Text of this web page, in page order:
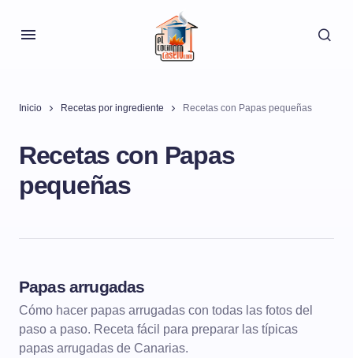
Inicio Recetas por ingrediente Recetas con Papas pequeñas
Recetas con Papas
pequeñas
Papas arrugadas
Cómo hacer papas arrugadas con todas las fotos del
paso a paso. Receta fácil para preparar las típicas
papas arrugadas de Canarias.